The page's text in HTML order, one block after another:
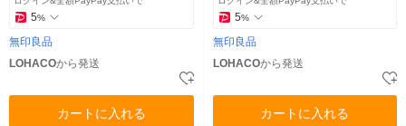
5%
無印良品
LOHACOから発送
カートに入れる
5%
無印良品
LOHACOから発送
カートに入れる